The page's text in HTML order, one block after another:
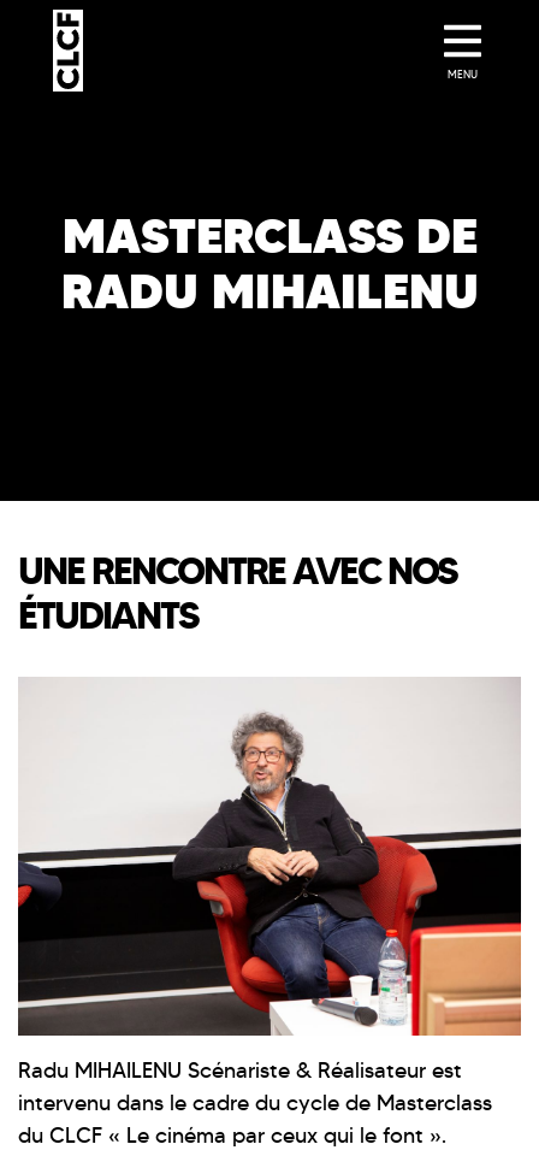
MASTERCLASS DE
RADU MIHAILENU
UNE RENCONTRE AVEC NOS
ÉTUDIANTS
Radu MIHAILENU Scénariste & Réalisateur est
intervenu dans le cadre du cycle de Masterclass
du CLCF « Le cinéma par ceux qui le font ».
MENU